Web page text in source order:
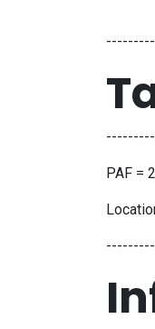
---------
---------
PAF =
---------